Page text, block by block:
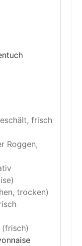
frisch
Roggen,
trocken)
(frisch)